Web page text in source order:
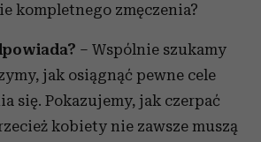
kompletnego zmęczenia?
– Wspólnie szukamy
jak osiągnąć pewne cele
się. Pokazujemy, jak czerpać
kobiety nie zawsze muszą